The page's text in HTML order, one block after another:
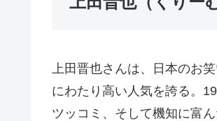
上田晋也さんは、日本のお
にわたり高い人気を誇る。
ツッコミ、そして機知に富